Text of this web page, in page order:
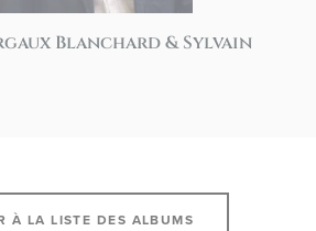
Blanchard & Sylvain
À LA LISTE DES ALBUMS